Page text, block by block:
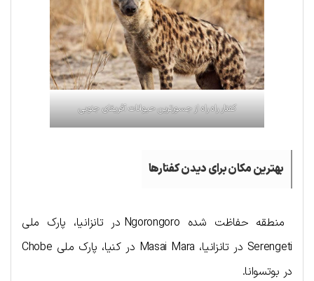
کفتار راه راه از جسورترین حیوانات آفریقای جنوبی
بهترین مکان برای دیدن کفتارها
منطقه حفاظت شده Ngorongoro در تانزانیا، پارک ملی
Serengeti در تانزانیا، Masai Mara در کنیا، پارک ملی Chobe
در بوتسوانا.